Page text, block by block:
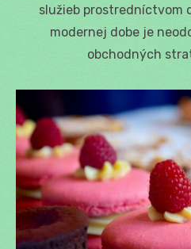
služieb prostredníctvom
modernej dobe je
obchodných